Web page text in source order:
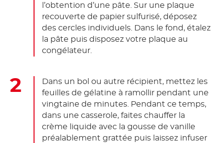
l’obtention d’une pâte. Sur une plaque
recouverte de papier sulfurisé, déposez
des cercles individuels. Dans le fond, étalez
la pâte puis disposez votre plaque au
congélateur.
Dans un bol ou autre récipient, mettez les
feuilles de gélatine à ramollir pendant une
vingtaine de minutes. Pendant ce temps,
dans une casserole, faites chauffer la
crème liquide avec la gousse de vanille
préalablement grattée puis laissez infuser